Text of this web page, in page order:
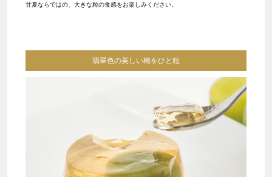
甘夏ならではの、大きな粒の食感をお楽しみください。
翡翠色の美しい梅をひと粒